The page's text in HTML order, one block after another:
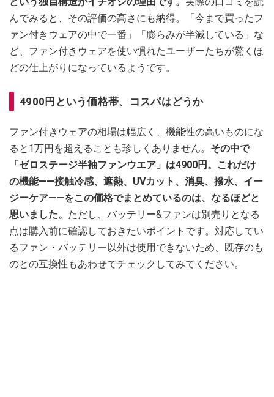
んでみると、その評価の高さにも納得。「今まで買ったフ
ァン付きウェアの中で一番」「膨らみが半減している」な
ど、ファン付きウェアを使い慣れたユーザーたちが驚くほ
どの仕上がりになっているようです。
4900円という価格帯、コスパはどうか
ファン付きウェアの相場は幅広く、機能性の高いものにな
ると1万円を超えることも珍しくありません。 その中で
「ゼロステージ半袖ファンウエア」は4900円。これだけ
の機能——接触冷感、遮熱、UVカット、消臭、撥水、イー
ジーケア——をこの価格でまとめているのは、なるほどと
思いました。 ただし、バッテリー&ファンは別売りとなる
点は購入前に確認しておきたいポイントです。対応してい
るファン・バッテリー以外は使用できないため、既存のも
のとの互換性もあわせてチェックしてみてください。